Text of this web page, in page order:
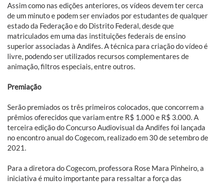
Assim como nas edições anteriores, os vídeos devem ter cerca
de um minuto e podem ser enviados por estudantes de qualquer
estado da Federação e do Distrito Federal, desde que
matriculados em uma das instituições federais de ensino
superior associadas à Andifes. A técnica para criação do vídeo é
livre, podendo ser utilizados recursos complementares de
animação, filtros especiais, entre outros.
Premiação
Serão premiados os três primeiros colocados, que concorrem a
prêmios oferecidos que variam entre R$ 1.000 e R$ 3.000. A
terceira edição do Concurso Audiovisual da Andifes foi lançada
no encontro anual do Cogecom, realizado em 30 de setembro de
2021.
Para a diretora do Cogecom, professora Rose Mara Pinheiro, a
iniciativa é muito importante para ressaltar a força das